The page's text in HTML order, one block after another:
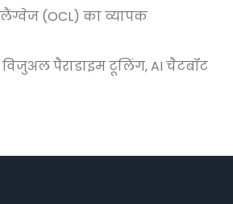
(OCL) का व्यापक
विजुअल पैराडाइम टूलिंग, AI चैटबॉट